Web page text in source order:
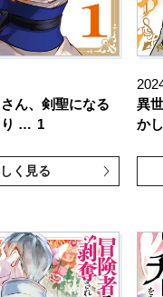
ん、剣聖になる
… 1
く見る
異
か